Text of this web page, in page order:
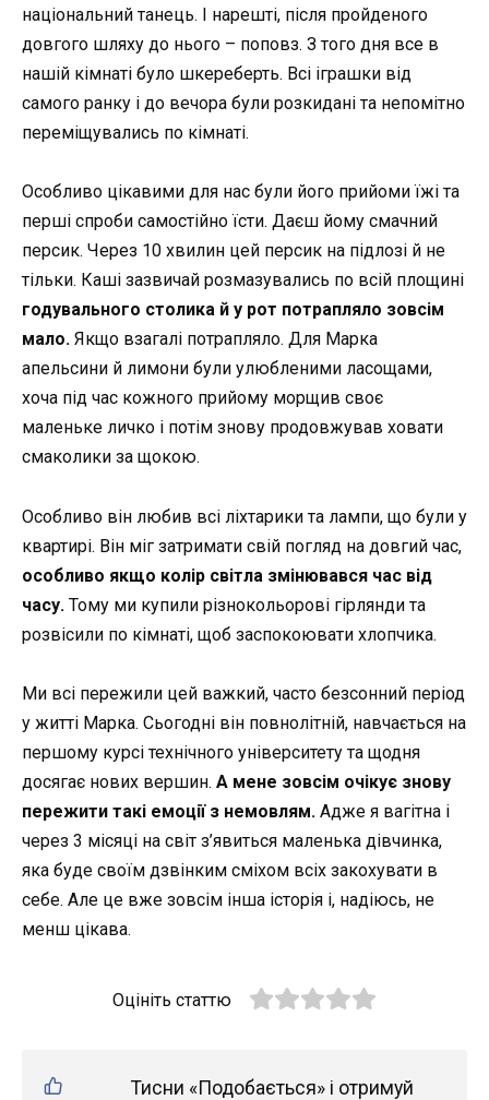
національний танець. І нарешті, після пройденого
довгого шляху до нього – поповз. З того дня все в
нашій кімнаті було шкереберть. Всі іграшки від
самого ранку і до вечора були розкидані та непомітно
переміщувались по кімнаті.
Особливо цікавими для нас були його прийоми їжі та
перші спроби самостійно їсти. Даєш йому смачний
персик. Через 10 хвилин цей персик на підлозі й не
тільки. Каші зазвичай розмазувались по всій площині
годувального столика й у рот потрапляло зовсім
мало. Якщо взагалі потрапляло. Для Марка
апельсини й лимони були улюбленими ласощами,
хоча під час кожного прийому морщив своє
маленьке личко і потім знову продовжував ховати
смаколики за щокою.
Особливо він любив всі ліхтарики та лампи, що були у
квартирі. Він міг затримати свій погляд на довгий час,
особливо якщо колір світла змінювався час від
часу. Тому ми купили різнокольорові гірлянди та
розвісили по кімнаті, щоб заспокоювати хлопчика.
Ми всі пережили цей важкий, часто безсонний період
у житті Марка. Сьогодні він повнолітній, навчається на
першому курсі технічного університету та щодня
досягає нових вершин. А мене зовсім очікує знову
пережити такі емоції з немовлям. Адже я вагітна і
через 3 місяці на світ з’явиться маленька дівчинка,
яка буде своїм дзвінким сміхом всіх закохувати в
себе. Але це вже зовсім інша історія і, надіюсь, не
менш цікава.
Оцініть статтю
Тисни «Подобається» і отримуй